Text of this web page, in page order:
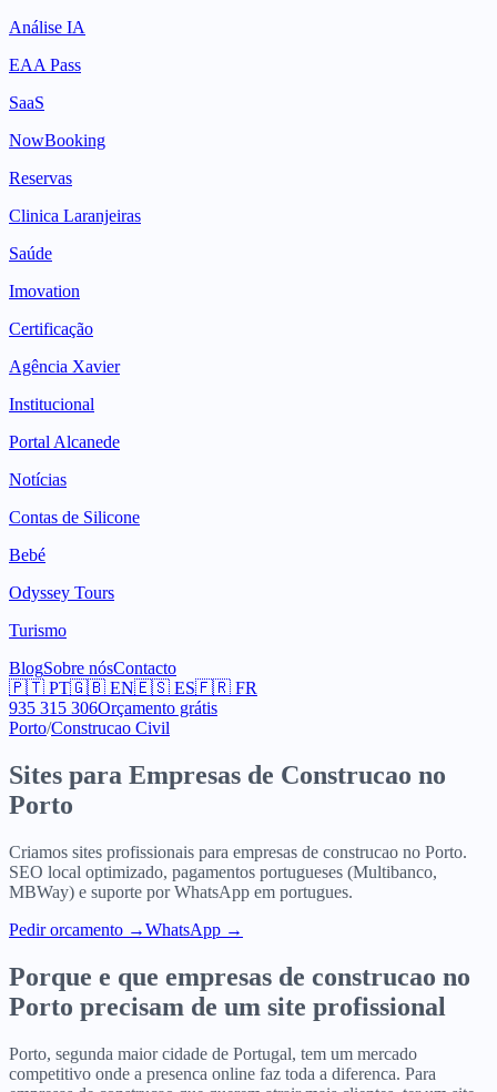
Análise IA
EAA Pass
SaaS
NowBooking
Reservas
Clinica Laranjeiras
Saúde
Imovation
Certificação
Agência Xavier
Institucional
Portal Alcanede
Notícias
Contas de Silicone
Bebé
Odyssey Tours
Turismo
BlogSobre nósContacto
🇵🇹 PT🇬🇧 EN🇪🇸 ES🇫🇷 FR
935 315 306Orçamento grátis
Porto/Construcao Civil
Sites para Empresas de Construcao no
Porto
Criamos sites profissionais para empresas de construcao no Porto.
SEO local optimizado, pagamentos portugueses (Multibanco,
MBWay) e suporte por WhatsApp em portugues.
Pedir orcamento →WhatsApp →
Porque e que empresas de construcao no
Porto precisam de um site profissional
Porto, segunda maior cidade de Portugal, tem um mercado
competitivo onde a presenca online faz toda a diferenca. Para